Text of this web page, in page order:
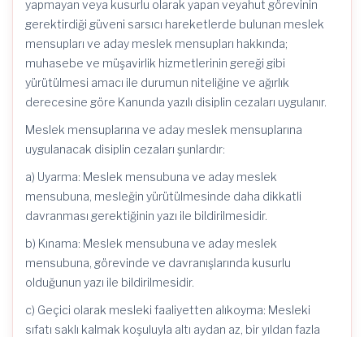
yapmayan veya kusurlu olarak yapan veyahut görevinin
gerektirdiği güveni sarsıcı hareketlerde bulunan meslek
mensupları ve aday meslek mensupları hakkında;
muhasebe ve müşavirlik hizmetlerinin gereği gibi
yürütülmesi amacı ile durumun niteliğine ve ağırlık
derecesine göre Kanunda yazılı disiplin cezaları uygulanır.
Meslek mensuplarına ve aday meslek mensuplarına
uygulanacak disiplin cezaları şunlardır:
a) Uyarma: Meslek mensubuna ve aday meslek
mensubuna, mesleğin yürütülmesinde daha dikkatli
davranması gerektiğinin yazı ile bildirilmesidir.
b) Kınama: Meslek mensubuna ve aday meslek
mensubuna, görevinde ve davranışlarında kusurlu
olduğunun yazı ile bildirilmesidir.
c) Geçici olarak mesleki faaliyetten alıkoyma: Mesleki
sıfatı saklı kalmak koşuluyla altı aydan az, bir yıldan fazla